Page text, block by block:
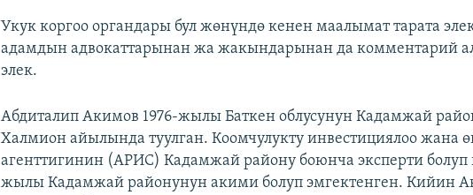
Укук коргоо органдары бул жөнүндө кенен маалымат тарата
адамдын адвокаттарынан жа жакындарынан да комментарий
элек.
Абдиталип Акимов 1976-жылы Баткен облусунун Кадамжай
Халмион айылында туулган. Коомчулукту инвестициялоо жана
агенттигинин (АРИС) Кадамжай району боюнча эксперти болуп
жылы Кадамжай районунун акими болуп эмгектенген. Кийин